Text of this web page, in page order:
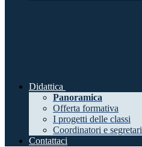
Didattica
Panoramica
Offerta formativa
I progetti delle classi
Coordinatori e segretari
Contattaci